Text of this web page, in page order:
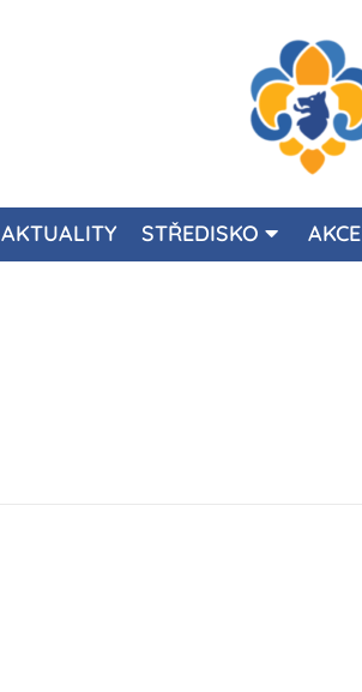
AKTUALITY STŘEDISKO AKCE